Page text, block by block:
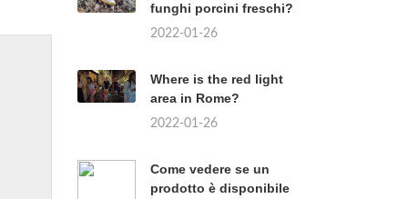
funghi porcini freschi?
2022-01-26
Where is the red light
area in Rome?
2022-01-26
Come vedere se un
prodotto è disponibile